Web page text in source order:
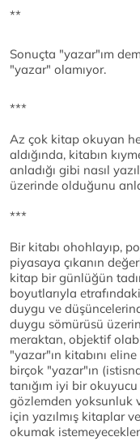
**
Sonuçta "yazar"ım
"yazar" olamıyor.
***
Az çok kitap okuyan
aldığında, kitabın
anladığı gibi nasıl
üzerinde olduğunu
***
Bir kitabı ohohlayıp,
piyasaya çıkanın
kitap bir günlüğün
boyutlarıyla
duygu ve
duygu sömürüsü
meraktan, objektif
"yazar"ın kitabını
birçok "yazar"ın
tanığım iyi bir
gözlemden yoksunluk
için yazılmış kitaplar
okumak